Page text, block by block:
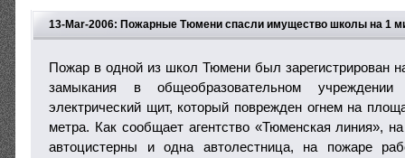
13-Mar-2006: Пожарные Тюмени спасли имущество школы на 1
Пожар в одной из школ Тюмени был зарегистрирован
замыкания в общеобразовательном
электрический щит, который поврежден огнем на
метра. Как сообщает агентство «Тюменская линия»,
автоцистерны и одна автолестница, на пожаре